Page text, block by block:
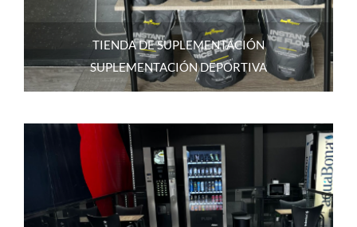
TIENDA DE SUPLEMENTACIÓN
SUPLEMENTACIÓN DEPORTIVA